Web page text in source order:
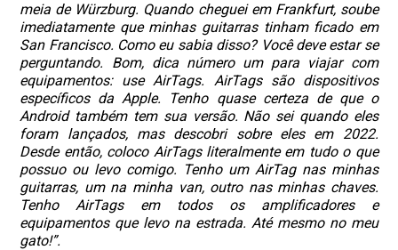
meia de Würzburg. Quando cheguei em Frankfurt, soube
imediatamente que minhas guitarras tinham ficado em
San Francisco. Como eu sabia disso? Você deve estar se
perguntando. Bom, dica número um para viajar com
equipamentos: use AirTags. AirTags são dispositivos
específicos da Apple. Tenho quase certeza de que o
Android também tem sua versão. Não sei quando eles
foram lançados, mas descobri sobre eles em 2022.
Desde então, coloco AirTags literalmente em tudo o que
possuo ou levo comigo. Tenho um AirTag nas minhas
guitarras, um na minha van, outro nas minhas chaves.
Tenho AirTags em todos os amplificadores e
equipamentos que levo na estrada. Até mesmo no meu
gato!”.